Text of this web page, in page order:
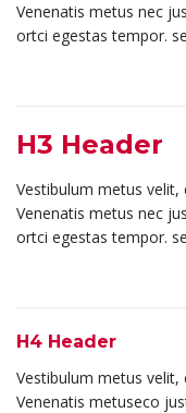
Venenatis metus nec
ortci egestas tempor.
H3 Header
Vestibulum metus velit,
Venenatis metus nec
ortci egestas tempor.
H4 Header
Vestibulum metus velit,
Venenatis metuseco